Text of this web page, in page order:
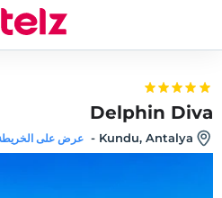
Delphin Diva
Kundu, Antalya
- عرض على